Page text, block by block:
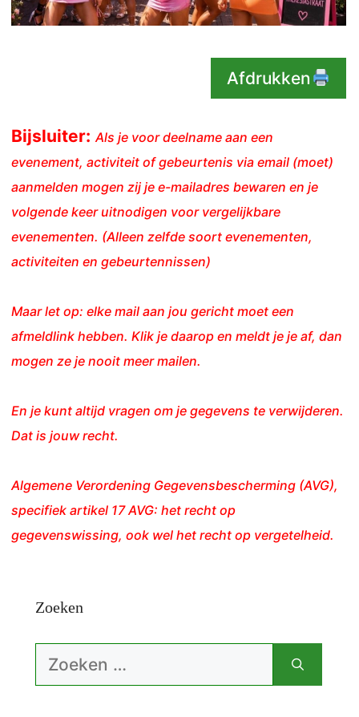
Afdrukken
Bijsluiter: Als je voor deelname aan een
evenement, activiteit of gebeurtenis via email (moet)
aanmelden mogen zij je e-mailadres bewaren en je
volgende keer uitnodigen voor vergelijkbare
evenementen. (Alleen zelfde soort evenementen,
activiteiten en gebeurtennissen)
Maar let op: elke mail aan jou gericht moet een
afmeldlink hebben. Klik je daarop en meldt je je af, dan
mogen ze je nooit meer mailen.
En je kunt altijd vragen om je gegevens te verwijderen.
Dat is jouw recht.
Algemene Verordening Gegevensbescherming (AVG),
specifiek artikel 17 AVG: het recht op
gegevenswissing, ook wel het recht op vergetelheid.
Zoeken
Zoek
naar: